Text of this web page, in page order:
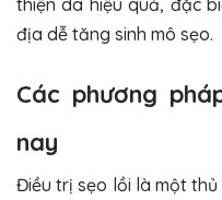
địa dễ tăng sinh mô sẹo.
Các phương
nay
Điều trị sẹo lồi là một